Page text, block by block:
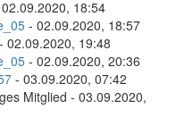
18:54
- 02.09.2020, 18:57
- 02.09.2020, 19:48
- 02.09.2020, 20:36
- 03.09.2020, 07:42
Mitglied - 03.09.2020,